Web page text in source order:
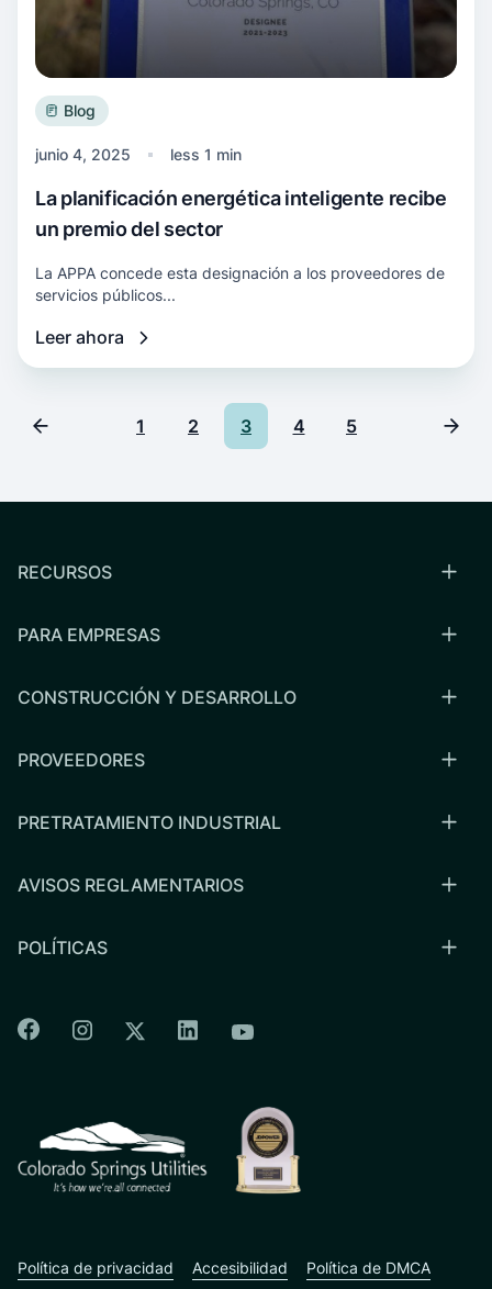
Blog
junio 4, 2025 less 1 min
La planificación energética inteligente recibe
un premio del sector
La APPA concede esta designación a los proveedores de
servicios públicos...
Leer ahora
1 2 3 4 5
RECURSOS
PARA EMPRESAS
CONSTRUCCIÓN Y DESARROLLO
PROVEEDORES
PRETRATAMIENTO INDUSTRIAL
AVISOS REGLAMENTARIOS
POLÍTICAS
Colorado Springs Facebook
Colorado Springs Instagram
Colorado Springs Twitter
Colorado Springs Linkedin
Colorado Springs
Política de privacidad Accesibilidad Política de DMCA